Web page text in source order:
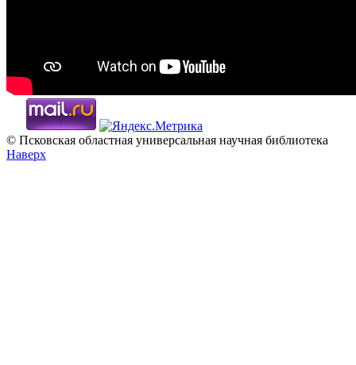
© Псковская областная универсальная научная библиотека
Наверх